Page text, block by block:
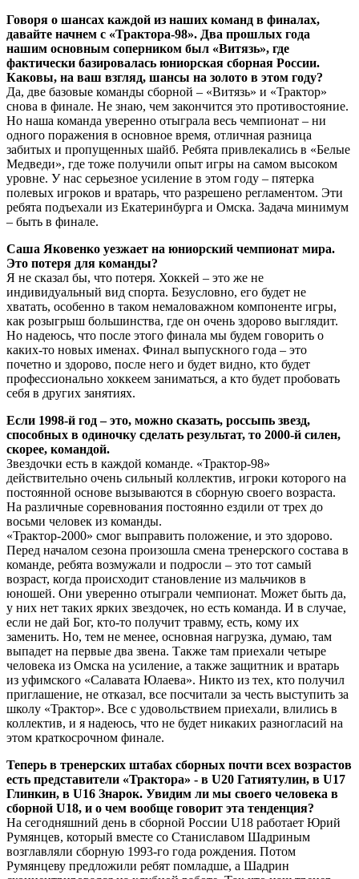
Говоря о шансах каждой из наших команд в финалах,
давайте начнем с «Трактора-98». Два прошлых года
нашим основным соперником был «Витязь», где
фактически базировалась юниорская сборная России.
Каковы, на ваш взгляд, шансы на золото в этом году?
Да, две базовые команды сборной – «Витязь» и «Трактор»
снова в финале. Не знаю, чем закончится это противостояние.
Но наша команда уверенно отыграла весь чемпионат – ни
одного поражения в основное время, отличная разница
забитых и пропущенных шайб. Ребята привлекались в «Белые
Медведи», где тоже получили опыт игры на самом высоком
уровне. У нас серьезное усиление в этом году – пятерка
полевых игроков и вратарь, что разрешено регламентом. Эти
ребята подъехали из Екатеринбурга и Омска. Задача минимум
– быть в финале.
Саша Яковенко уезжает на юниорский чемпионат мира.
Это потеря для команды?
Я не сказал бы, что потеря. Хоккей – это же не
индивидуальный вид спорта. Безусловно, его будет не
хватать, особенно в таком немаловажном компоненте игры,
как розыгрыш большинства, где он очень здорово выглядит.
Но надеюсь, что после этого финала мы будем говорить о
каких-то новых именах. Финал выпускного года – это
почетно и здорово, после него и будет видно, кто будет
профессионально хоккеем заниматься, а кто будет пробовать
себя в других занятиях.
Если 1998-й год – это, можно сказать, россыпь звезд,
способных в одиночку сделать результат, то 2000-й силен,
скорее, командой.
Звездочки есть в каждой команде. «Трактор-98»
действительно очень сильный коллектив, игроки которого на
постоянной основе вызываются в сборную своего возраста.
На различные соревнования постоянно ездили от трех до
восьми человек из команды.
«Трактор-2000» смог выправить положение, и это здорово.
Перед началом сезона произошла смена тренерского состава в
команде, ребята возмужали и подросли – это тот самый
возраст, когда происходит становление из мальчиков в
юношей. Они уверенно отыграли чемпионат. Может быть да,
у них нет таких ярких звездочек, но есть команда. И в случае,
если не дай Бог, кто-то получит травму, есть, кому их
заменить. Но, тем не менее, основная нагрузка, думаю, там
выпадет на первые два звена. Также там приехали четыре
человека из Омска на усиление, а также защитник и вратарь
из уфимского «Салавата Юлаева». Никто из тех, кто получил
приглашение, не отказал, все посчитали за честь выступить за
школу «Трактор». Все с удовольствием приехали, влились в
коллектив, и я надеюсь, что не будет никаких разногласий на
этом краткосрочном финале.
Теперь в тренерских штабах сборных почти всех возрастов
есть представители «Трактора» - в U20 Гатиятулин, в U17
Глинкин, в U16 Знарок. Увидим ли мы своего человека в
сборной U18, и о чем вообще говорит эта тенденция?
На сегодняшний день в сборной России U18 работает Юрий
Румянцев, который вместе со Станиславом Шадриным
возглавляли сборную 1993-го года рождения. Потом
Румянцеву предложили ребят помладше, а Шадрин